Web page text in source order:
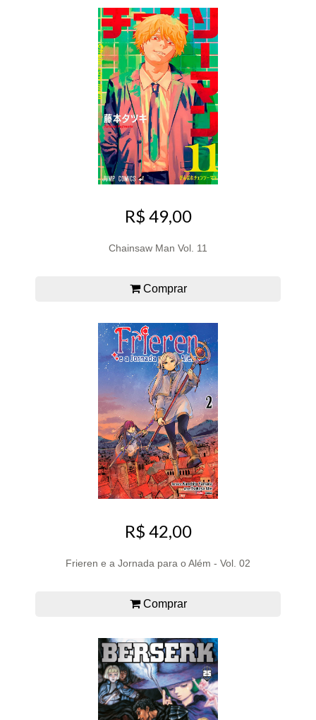
R$ 49,00
Chainsaw Man Vol. 11
Comprar
R$ 42,00
Frieren e a Jornada para o Além - Vol. 02
Comprar